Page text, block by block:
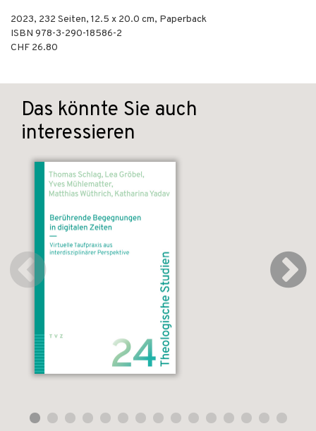
2023, 232 Seiten, 12.5 x 20.0 cm, Paperback
ISBN 978-3-290-18586-2
CHF 26.80
Das könnte Sie auch
interessieren